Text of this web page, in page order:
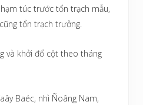
túc trước tổn trạch mẫu,
tổn trạch trưởng.
và khởi đổ cột theo tháng
Baéc, nhì Ñoâng Nam,